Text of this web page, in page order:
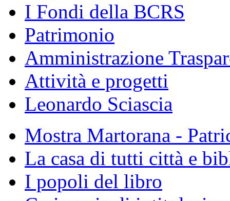
I Fondi della BCRS
Patrimonio
Amministrazione
Attività e progetti
Leonardo Sciascia
Mostra Martorana -
La casa di tutti città e
I popoli del libro